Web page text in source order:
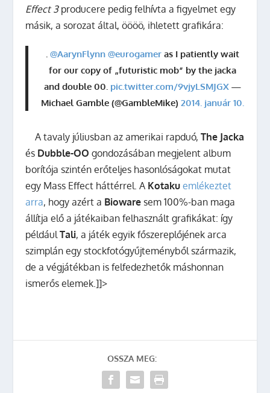
Effect 3 producere pedig felhívta a figyelmet egy
másik, a sorozat által, öööö, ihletett grafikára:
. @AarynFlynn @eurogamer as I patiently wait
for our copy of „futuristic mob” by the jacka
and double 00. pic.twitter.com/9vjyLSMJGX —
Michael Gamble (@GambleMike) 2014. január 10.
A tavaly júliusban az amerikai rapduó,The Jacka
és Dubble-OO gondozásában megjelent album
borítója szintén erőteljes hasonlóságokat mutat
egy Mass Effect háttérrel. A Kotaku emlékeztet
arra, hogy azért a Bioware sem 100%-ban maga
állítja elő a játékaiban felhasznált grafikákat: így
példáulTali, a játék egyik főszereplőjének arca
szimplán egy stockfotógyűjteményből származik,
de a végjátékban is felfedezhetők máshonnan
ismerős elemek.]]>
OSSZA MEG: